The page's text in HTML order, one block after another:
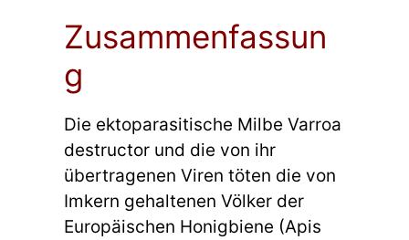
Zusammenfassun
g
Die ektoparasitische Milbe Varroa
destructor und die von ihr
übertragenen Viren töten die von
Imkern gehaltenen Völker der
Europäischen Honigbiene (Apis